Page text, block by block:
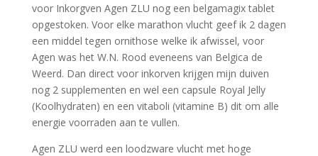
voor Inkorgven Agen ZLU nog een belgamagix tablet
opgestoken. Voor elke marathon vlucht geef ik 2 dagen
een middel tegen ornithose welke ik afwissel, voor
Agen was het W.N. Rood eveneens van Belgica de
Weerd. Dan direct voor inkorven krijgen mijn duiven
nog 2 supplementen en wel een capsule Royal Jelly
(Koolhydraten) en een vitaboli (vitamine B) dit om alle
energie voorraden aan te vullen.
Agen ZLU werd een loodzware vlucht met hoge